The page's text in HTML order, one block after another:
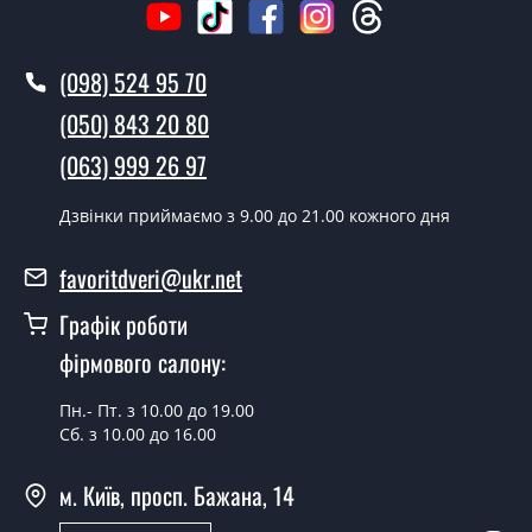
Виклик замірника-консультанта коштує 500 грн.
дверей ТМ Фаворит?
Так робимо. Монтаж міжкімнатних дверей ТМ Фаворит
проводиться згідно з чергою, у всі дні крім неділі.
Скільки коштує встановлення дверей
Verona-01 Black?
Вартість встановлення дверей Verona-01 Black - от
Можна на сьогодні викликати
замірника?
Так можна.
двері фаворит?
(098) 524 95 70
(050) 843 20 80
(063) 999 26 97
Дзвінки приймаємо з 9.00 до 21.00 кожного дня
favoritdveri@ukr.net
Графік роботи
фірмового салону:
Пн.- Пт. з 10.00 до 19.00
Сб. з 10.00 до 16.00
м. Київ, просп. Бажана, 14